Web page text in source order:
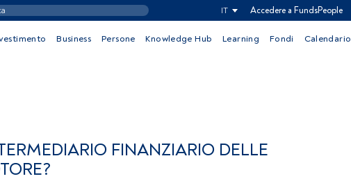
IT Accedere a FundsPeople
Business Persone Knowledge Hub Learning Fondi Calendario
FINANZIARIO DELLE